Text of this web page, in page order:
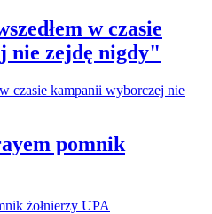
w czasie
nie zejdę nigdy"
pomnik